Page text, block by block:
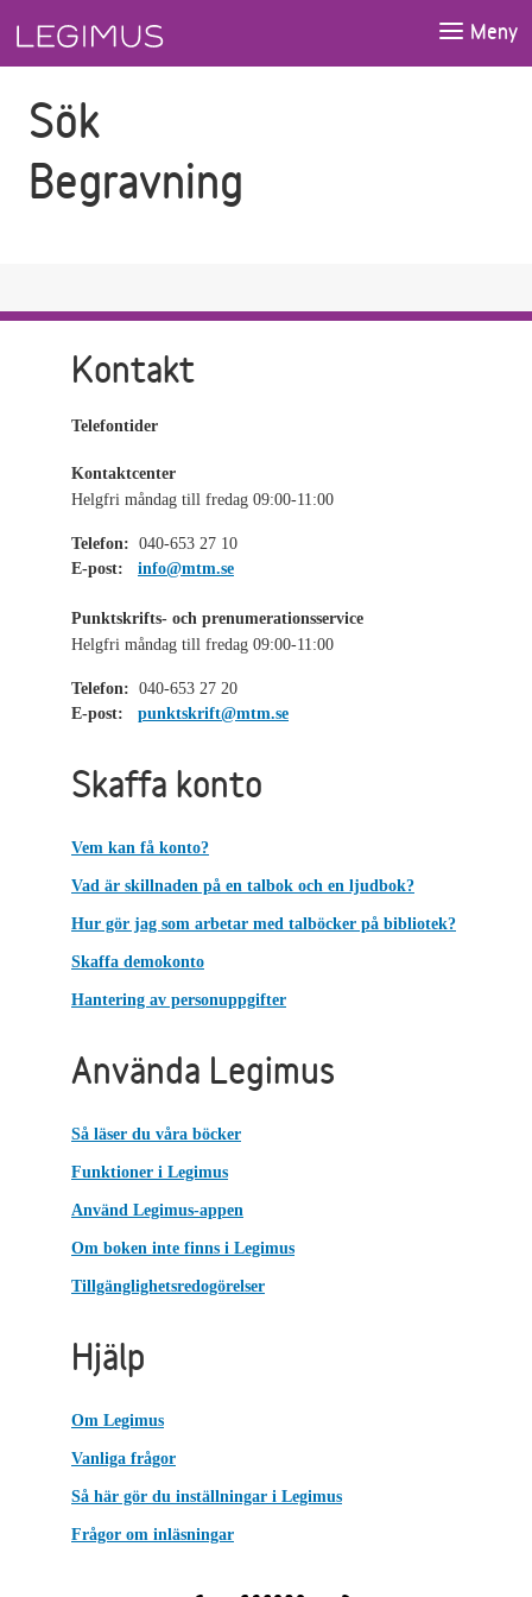
Meny
Sök
Begravning
Kontakt
Telefontider
Kontaktcenter
Helgfri måndag till fredag 09:00-11:00
Telefon: 040-653 27 10
E-post:
info@mtm.se
Punktskrifts- och prenumerationsservice
Helgfri måndag till fredag 09:00-11:00
Telefon: 040-653 27 20
E-post:
punktskrift@mtm.se
Skaffa konto
Vem kan få konto?
Vad är skillnaden på en talbok och en ljudbok?
Hur gör jag som arbetar med talböcker på bibliotek?
Skaffa demokonto
Hantering av personuppgifter
Använda Legimus
Så läser du våra böcker
Funktioner i Legimus
Använd Legimus-appen
Om boken inte finns i Legimus
Tillgänglighetsredogörelser
Hjälp
Om Legimus
Vanliga frågor
Så här gör du inställningar i Legimus
Frågor om inläsningar